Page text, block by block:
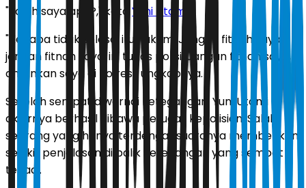
"Salah saya apa?," kata Yuni Utami
"Kenapa tidak selesai itu hukum. Jangan fitnah saya,
jangan fitnah saya, ini tugas polisi. Jangan fitnah saya,
amankan saya di Polres," ungkapnya.
Setelah sempat diwarnai ketegangan, Yuni Utami
akhirnya berhasil dibawa petugas kepolisian. Salah
seorang yang hanya terdengar suaranya memberikan
sedikit penjelasan di balik ketegangan yang sempat
terjadi.